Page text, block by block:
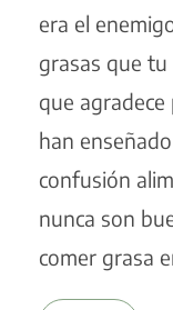
era el
grasas que
que
han
confusión
nunca son
comer grasa